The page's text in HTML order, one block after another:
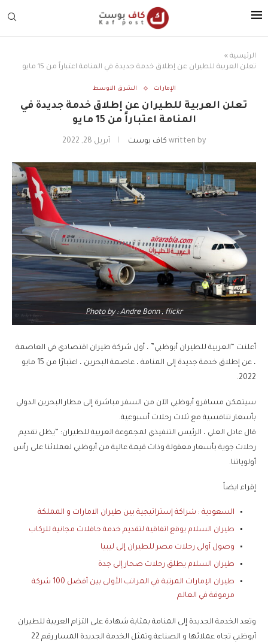
الرئيسية »
تعلن العربية للطيران عن إطلاق خدمة جديدة في المنامة اعتباراً من 15 مايو
الإمارات الشرق الاوسط
تعلن العربية للطيران عن إطلاق خدمة جديدة في
المنامة اعتباراً من 15 مايو
written by كاف بوست أبريل 28, 2022
Photo by : Andre Bonn , flickr
أعلنت “العربية للطيران أبوظبي” ، أول شركة طيران اقتصادي في العاصمة
، عن إطلاق خدمة جديدة إلى المنامة ، عاصمة البحرين ، اعتبارًا من 15 مايو
2022.
سيتمكن مسافرو أبوظبي الآن من السفر مباشرة إلى مطار البحرين الدولي
بأسعار تنافسية مع ثلاث رحلات أسبوعية.
قال عادل العلي ، الرئيس التنفيذي لمجموعة العربية للطيران: “يظل تقديم
رحلات جوية بأسعار معقولة وذات قيمة عالية من أبوظبي لعملائنا على رأس
أولوياتنا.
إقراء ايضاً
السعودية : شراكة إستراتيجية بين طيران الامارات و المملكة
طيران السلام يوقع اتفاقية لتقديم خدمة حافلات مجانية للركاب
وصول أولى رحلات مصر للطيران إلى ليبيا
طيران السلام يطلق رحلات صحار إلى جدة
طيران الإمارات المرتبة في المراتب الأولى بين أفضل 100 شركة
مرموقة في العالم
وتعد الخدمة الجديدة إلى المنامة بمثابة شهادة على التزام العربية للطيران
أبوظبي تجاه عملائها و الصناعة.وتمثل الخدمة الجديدة المسار رقم 22